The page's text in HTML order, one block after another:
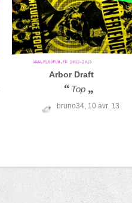
Arbor Draft
Top
bruno34, 10 avr. 13